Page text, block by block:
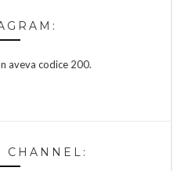
aveva codice 200.
CHANNEL: